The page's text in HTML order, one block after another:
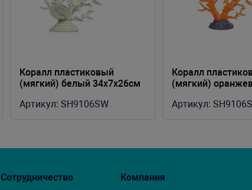
Коралл пластиковый
(мягкий) белый 34х7х26см
Артикул: SH9106SW
Коралл
(мягкий)
Артикул:
Сотрудничество
Компания